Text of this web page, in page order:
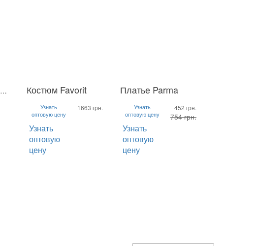
Костюм Tatoo_long клеш S M L XL
Костюм Favorit
Узнать
оптовую цену
Узнать
оптовую
цену
1663 грн.
S M L XL
Платье Parma
Узнать
оптовую цену
Узнать
оптовую
цену
452 грн.
754 грн.